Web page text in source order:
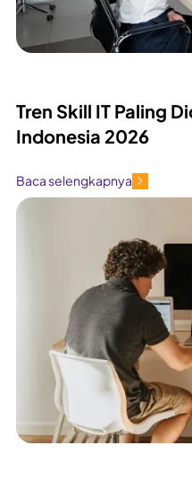
Tren Skill IT Paling
Indonesia 2026
Baca selengkapnya